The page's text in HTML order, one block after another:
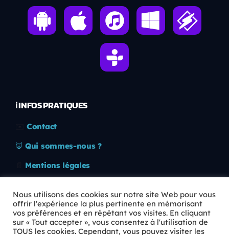
ℹ️ INFOS PRATIQUES
Contact
🦊 Qui sommes-nous ?
Mentions légales
🛡️ RGPD
Copyright © 2026 Animkids. Tous droits réservés.
Nous utilisons des cookies sur notre site Web pour vous
offrir l'expérience la plus pertinente en mémorisant
vos préférences et en répétant vos visites. En cliquant
sur « Tout accepter », vous consentez à l'utilisation de
TOUS les cookies. Cependant, vous pouvez visiter les